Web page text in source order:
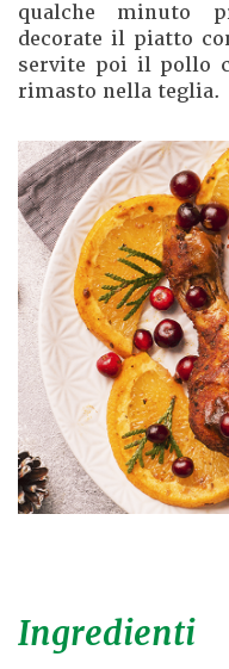
qualche minuto
decorate il piatto
servite poi il pollo
rimasto nella teglia.
Ingredienti